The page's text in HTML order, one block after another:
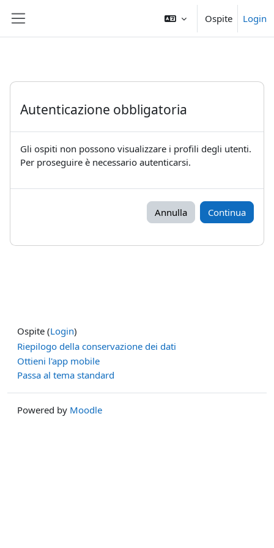
Ospite Login
Autenticazione obbligatoria
Gli ospiti non possono visualizzare i profili degli utenti.
Per proseguire è necessario autenticarsi.
Annulla Continua
Ospite (Login)
Riepilogo della conservazione dei dati
Ottieni l'app mobile
Passa al tema standard
Powered by Moodle